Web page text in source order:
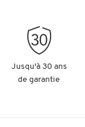
Jusqu'à 30 ans
de garantie